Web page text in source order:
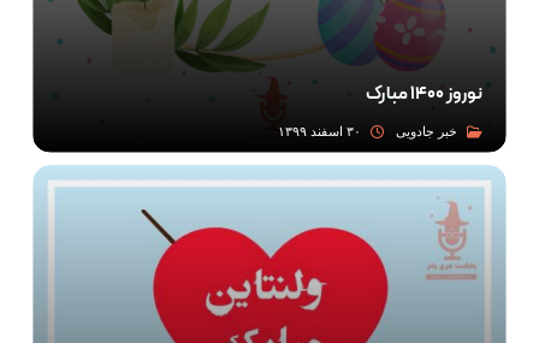
نوروز ۱۴۰۰ مبارک
۳۰ اسفند ۱۳۹۹ خبر جادویی